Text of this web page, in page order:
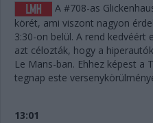
A #708-as
körét, ami viszont nagyon
3:30-on belül. A rend kedvéért
azt célozták, hogy a
Le Mans-ban. Ehhez képest a
tegnap este
13:01